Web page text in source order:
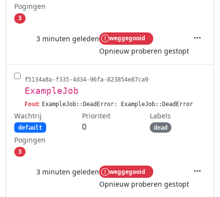
Pogingen
3
3 minuten geleden weggegooid
Opnieuw proberen gestopt
Acties
f5134a8a-f335-4d34-96fa-823854e87ca9
ExampleJob
Fout: ExampleJob::DeadError: ExampleJob::DeadError
Wachtrij
default
Prioriteit
0
Labels
dead
Pogingen
3
3 minuten geleden weggegooid
Opnieuw proberen gestopt